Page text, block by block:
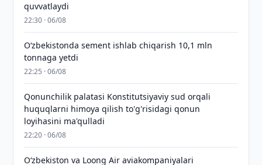
quvvatlaydi
22:30 · 06/08
O‘zbekistonda sement ishlab chiqarish 10,1 mln
tonnaga yetdi
22:25 · 06/08
Qonunchilik palatasi Konstitutsiyaviy sud orqali
huquqlarni himoya qilish to'g'risidagi qonun
loyihasini ma'qulladi
22:20 · 06/08
Oʻzbekiston va Loong Air aviakompaniyalari